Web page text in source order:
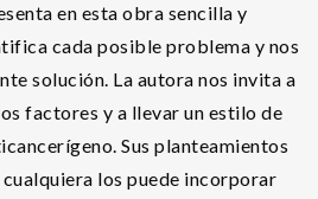
en esta obra sencilla y
cada posible problema y nos
solución. La autora nos invita a
factores y a llevar un estilo de
Sus planteamientos
los puede incorporar